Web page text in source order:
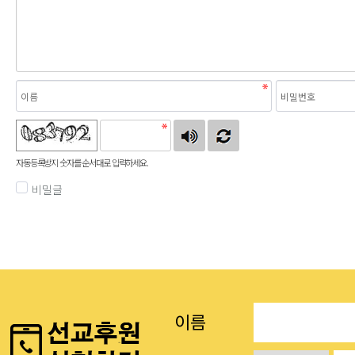
자동등록방지 숫자를 순서대로 입력하세요.
비밀글
이름